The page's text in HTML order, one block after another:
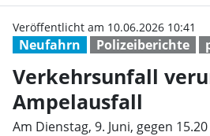
Neufahrn Polizeiberichte
Veröffentlicht am 10.06.2026 10:41
Verkehrsunfall
Ampelausfall
Am Dienstag, 9. Juni, gegen